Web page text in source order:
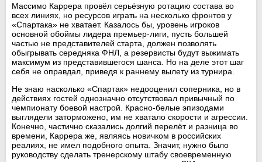
Массимо Каррера провёл серьёзную ротацию состава во
всех линиях, но ресурсов играть на несколько фронтов у
«Спартака» не хватает. Казалось бы, уровень игроков
основной обоймы лидера премьер-лиги, пусть большей
частью не представителей старта, должен позволять
обыгрывать середняка ФНЛ, а резервисты будут выжимать
максимум из представившегося шанса. Но на деле этот шаг
себя не оправдал, приведя к раннему вылету из турнира.
Не знаю насколько «Спартак» недооценил соперника, но в
действиях гостей однозначно отсутствовал привычный по
чемпионату боевой настрой. Красно-белые эпизодами
выглядели заторможено, им не хватало скорости и агрессии.
Конечно, частично сказались долгий перелёт и разница во
времени, Каррера же, являясь новичком в российских
реалиях, не имел подобного опыта. Значит, нужно было
руководству сделать тренерскому штабу своевременную